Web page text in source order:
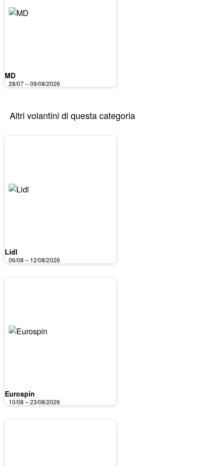
MD
28/07 – 09/08/2026
Altri volantini di questa categoria
Lidl
06/08 – 12/08/2026
Eurospin
10/08 – 23/08/2026